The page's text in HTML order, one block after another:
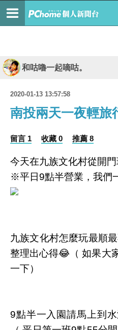
和咕嚕一起嘀咕。
2020-01-13 13:57:58
南投兩天一夜輕旅
留言 1 收藏 0 推薦 8
今天在九族文化村從開
※平日 9點半營業，我們
九族文化村怎麼玩最順
整理出心得😂 （ 如果大
一下）
9點半一入園請馬上到